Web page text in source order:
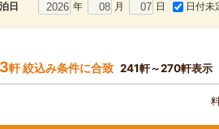
日 年 月 日 日付未
軒 絞込み条件に合致 241軒～270軒表示